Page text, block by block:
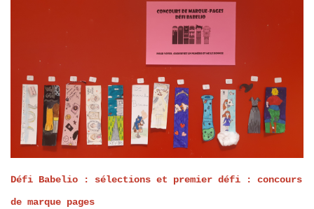
Défi Babelio : sélections et premier défi : concours
de marque pages